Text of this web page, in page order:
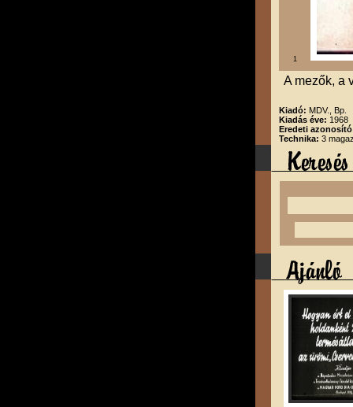
1
A mezők, a
Kiadó: MDV., Bp.
Kiadás éve: 1968
Eredeti
Technika: 3